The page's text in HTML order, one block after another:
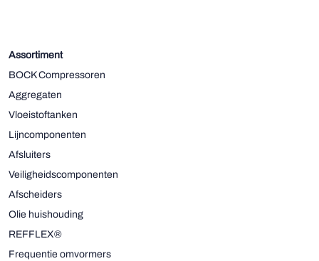
Assortiment
BOCK Compressoren
Aggregaten
Vloeistoftanken
Lijncomponenten
Afsluiters
Veiligheidscomponenten
Afscheiders
Olie huishouding
REFFLEX®
Frequentie omvormers